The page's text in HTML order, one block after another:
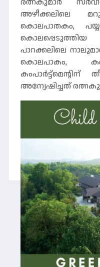
രത്നകുമാർ
അഴീക്കലിലെ
കൊലപാതകം,
കൊലപ്പെടുത്തിയ
പാറക്കലിലെ
കൊലപാകം,
അന്വേഷിച്ചത്